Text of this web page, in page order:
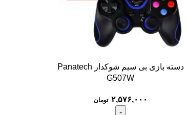
دسته بازی بی سیم شوکدار Panatech
G507W
۲,۵۷۶,۰۰۰ تومان